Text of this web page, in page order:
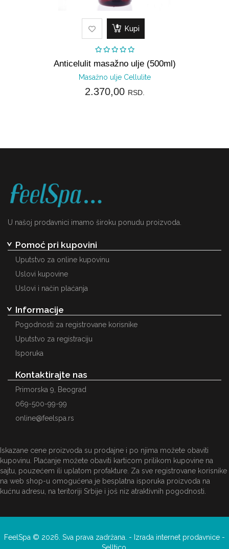
Kupi
Anticelulit masažno ulje (500ml)
Masažno ulje Cellulite
2.370,00 RSD.
U našoj prodavnici imamo široku ponudu proizvoda.
Pomoć pri kupovini
Uputstvo za online kupovinu
Uslovi kupovine
Uslovi i način plaćanja
Informacije
Pogodnosti za registrovane korisnike
Uputstvo za registraciju
Isporuka
Kontaktirajte nas
Primorska 9, Beograd
069-500-99-99
online@feelspa.rs
Iskazane cene proizvoda su prodajne i po njima možete obaviti
kupovinu. Plaćanje možete obaviti karticom prilikom kupovine na
sajtu, pouzećem ili uplatom profakture. Za sve registrovane korisnike
na web shop-u omogućena je besplatna isporuka proizvoda na
kućnu adresu, na teritoriji Srbije i još niz atraktivnih pogodnosti.
FeelSpa © 2026. Sva prava zadržana. - Izrada internet prodavnice -